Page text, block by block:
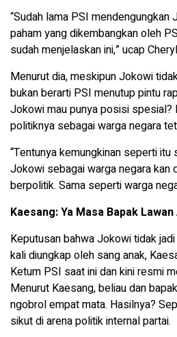
“Sudah lama PSI mendengungkan
paham yang dikembangkan oleh
sudah menjelaskan ini,” ucap
Menurut dia, meskipun Jokowi
bukan berarti PSI menutup pintu
Jokowi mau punya posisi spesial?
politiknya sebagai warga negara
“Tentunya kemungkinan seperti itu
Jokowi sebagai warga negara kan
berpolitik. Sama seperti warga
Kaesang: Ya Masa Bapak Lawan
Keputusan bahwa Jokowi tidak
kali diungkap oleh sang anak,
Ketum PSI saat ini dan kini resmi
Menurut Kaesang, beliau dan
ngobrol empat mata. Hasilnya?
sikut di arena politik internal partai.